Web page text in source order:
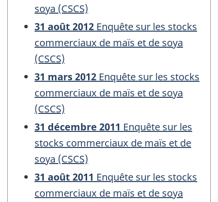
soya (CSCS)
31 août 2012 Enquête sur les stocks
commerciaux de maïs et de soya
(CSCS)
31 mars 2012 Enquête sur les stocks
commerciaux de maïs et de soya
(CSCS)
31 décembre 2011 Enquête sur les
stocks commerciaux de maïs et de
soya (CSCS)
31 août 2011 Enquête sur les stocks
commerciaux de maïs et de soya